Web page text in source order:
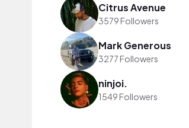
Citrus Avenue
3579 Followers
Mark Generous
3277 Followers
ninjoi.
1549 Followers